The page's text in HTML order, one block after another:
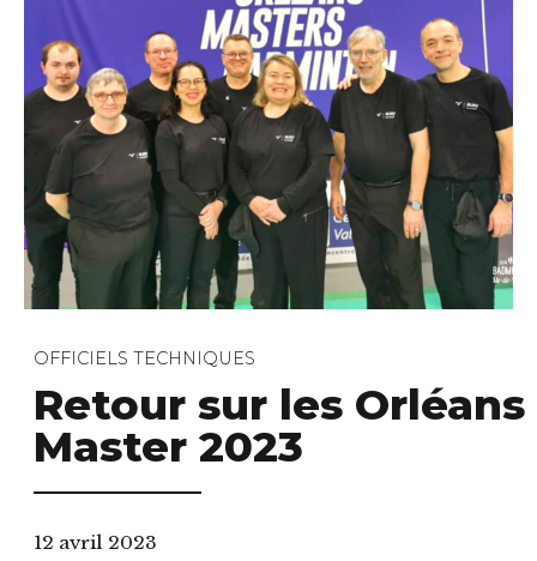
OFFICIELS TECHNIQUES
Retour sur les Orléans
Master 2023
12 avril 2023